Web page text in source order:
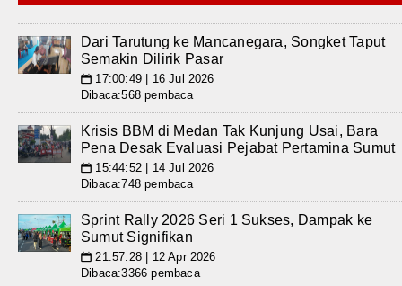
Dari Tarutung ke Mancanegara, Songket Taput
Semakin Dilirik Pasar
📅 17:00:49 | 16 Jul 2026
Dibaca:568 pembaca
Krisis BBM di Medan Tak Kunjung Usai, Bara
Pena Desak Evaluasi Pejabat Pertamina Sumut
📅 15:44:52 | 14 Jul 2026
Dibaca:748 pembaca
Sprint Rally 2026 Seri 1 Sukses, Dampak ke
Sumut Signifikan
📅 21:57:28 | 12 Apr 2026
Dibaca:3366 pembaca